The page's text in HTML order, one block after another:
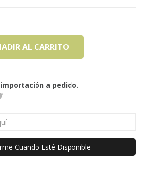
AL CARRITO
a pedido.
Cuando Esté Disponible